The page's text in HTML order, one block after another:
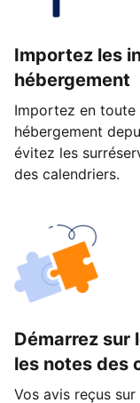
Importez les
hébergement
Importez en
hébergement
évitez les
des calendriers.
Démarrez sur
les notes des
Vos avis reçus